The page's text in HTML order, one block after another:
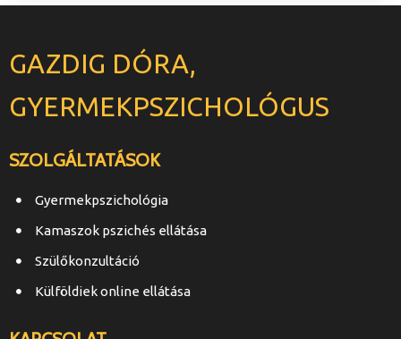
GAZDIG DÓRA,
GYERMEKPSZICHOLÓGUS
SZOLGÁLTATÁSOK
Gyermekpszichológia
Kamaszok pszichés ellátása
Szülőkonzultáció
Külföldiek online ellátása